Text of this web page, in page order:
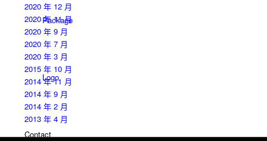
Package
Logo
Contact
2020 年 12 月
2020 年 11 月
2020 年 9 月
2020 年 7 月
2020 年 3 月
2015 年 10 月
2014 年 11 月
2014 年 9 月
2014 年 2 月
2013 年 4 月